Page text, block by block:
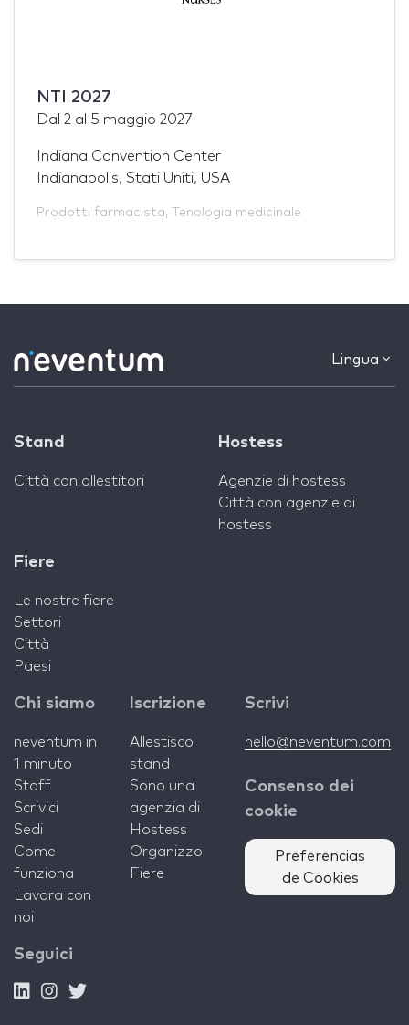
NTI 2027
Dal 2 al 5 maggio 2027
Indiana Convention Center
Indianapolis, Stati Uniti, USA
Prodotti farmacista, Tenologia medicinale
Lingua
Stand
Città con allestitori
Hostess
Agenzie di hostess
Città con agenzie di
hostess
Fiere
Le nostre fiere
Settori
Città
Paesi
Chi siamo
neventum in
1 minuto
Staff
Scrivici
Sedi
Come
funziona
Lavora con
noi
Iscrizione
Allestisco
stand
Sono una
agenzia di
Hostess
Organizzo
Fiere
Scrivi
hello@neventum.com
Consenso dei
cookie
Preferencias
de Cookies
Seguici